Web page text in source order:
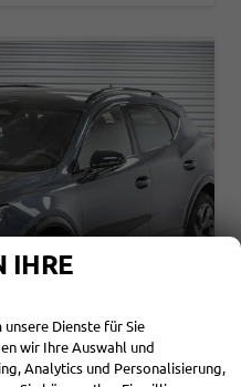
IHRE
Dienste für Sie
wir Ihre Auswahl und
Analytics und Personalisierung,